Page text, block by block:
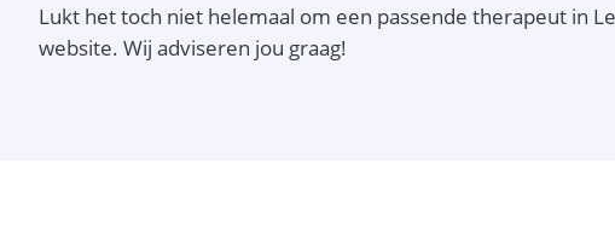
Lukt het toch niet helemaal om een passende therapeut in
website. Wij adviseren jou graag!